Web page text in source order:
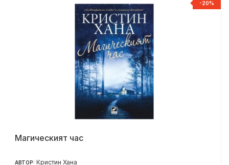
-20%
Магическият час
АВТОР: Кристин Хана